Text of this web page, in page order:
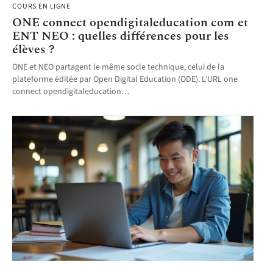
COURS EN LIGNE
ONE connect opendigitaleducation com et
ENT NEO : quelles différences pour les
élèves ?
ONE et NEO partagent le même socle technique, celui de la
plateforme éditée par Open Digital Education (ODE). L'URL one
connect opendigitaleducation…